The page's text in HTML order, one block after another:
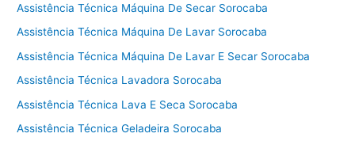
Assistência Técnica Máquina De Secar Sorocaba
Assistência Técnica Máquina De Lavar Sorocaba
Assistência Técnica Máquina De Lavar E Secar Sorocaba
Assistência Técnica Lavadora Sorocaba
Assistência Técnica Lava E Seca Sorocaba
Assistência Técnica Geladeira Sorocaba